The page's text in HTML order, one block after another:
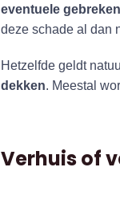
eventuele
deze schade al dan
Hetzelfde geldt
dekken. Meestal
Verhuis of